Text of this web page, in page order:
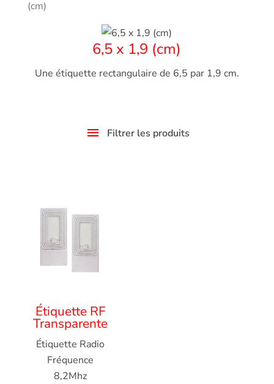
(cm)
6,5 x 1,9 (cm)
Une étiquette rectangulaire de 6,5 par 1,9 cm.
Filtrer les produits
Étiquette RF
Transparente
Étiquette Radio
Fréquence
8,2Mhz